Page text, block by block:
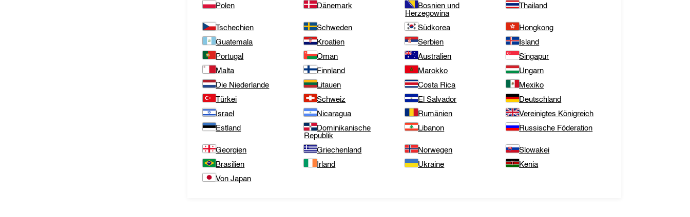
Polen
Dänemark
Bosnien und
Herzegowina
Thailand
Tschechien Schweden Südkorea
Hongkong
Guatemala
Kroatien Serbien
Island
Portugal
Oman Australien
Singapur
Malta
Finnland Marokko
Ungarn
Die Niederlande
Litauen Costa Rica
Mexiko
Türkei
Schweiz El Salvador
Deutschland
Israel
Nicaragua Rumänien
Vereinigtes Königreich
Estland
Dominikanische
Republik
Libanon Russische Föderation
Georgien Griechenland Norwegen
Slowakei
Brasilien
Irland Ukraine
Kenia
Von Japan